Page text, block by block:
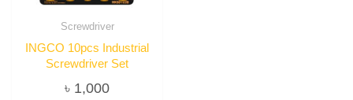
Screwdriver
INGCO 10pcs Industrial
Screwdriver Set
৳ 1,000